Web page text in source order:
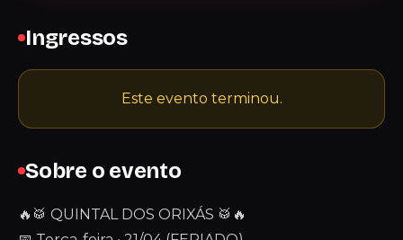
Sobre o evento
🔥🥁 QUINTAL DOS ORIXÁS 🥁🔥
Ingressos
Este evento terminou.